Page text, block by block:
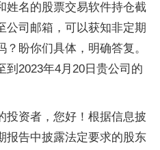
姓名的股票交易软件持仓截
公司邮箱，可以获知非定期
盼你们具体，明确答复。
到2023年4月20日贵公司的
投资者，您好！根据信息披
报告中披露法定要求的股东